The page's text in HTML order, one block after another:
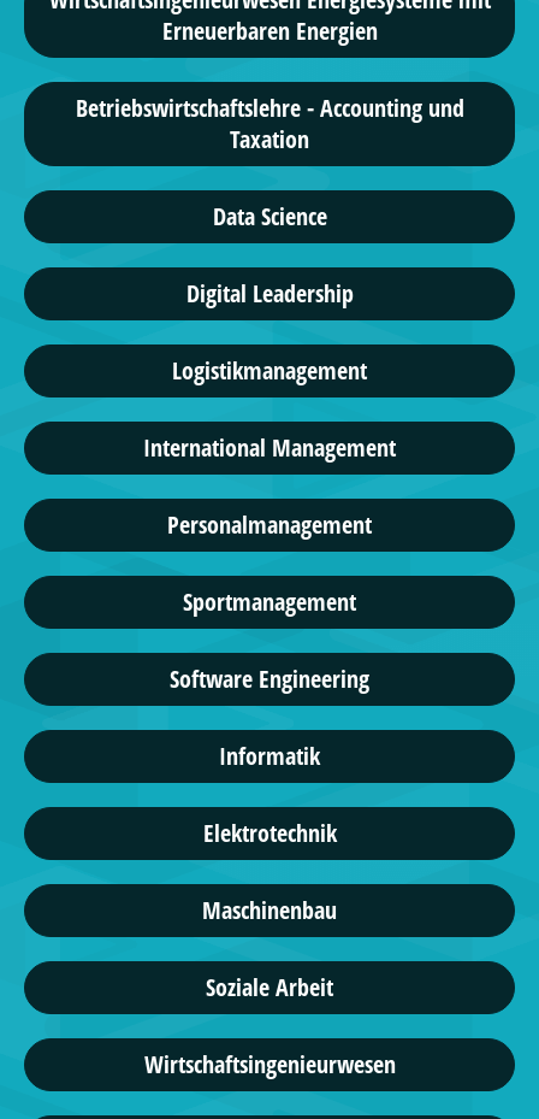
Erneuerbaren Energien
Betriebswirtschaftslehre - Accounting und
Taxation
Data Science
Digital Leadership
Logistikmanagement
International Management
Personalmanagement
Sportmanagement
Software Engineering
Informatik
Elektrotechnik
Maschinenbau
Soziale Arbeit
Wirtschaftsingenieurwesen